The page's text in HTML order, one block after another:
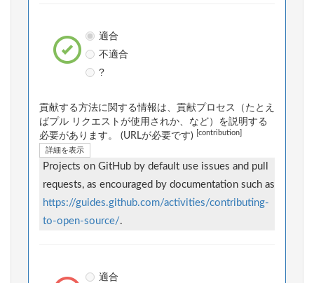
適合
不適合
?
貢献する方法に関する情報は、貢献プロセス（たとえ
ばプル リクエストが使用されか、など）を説明する
必要があります。 (URLが必要です)
[contribution]
詳細を表示
Projects on GitHub by default use issues and pull
requests, as encouraged by documentation such as
https://guides.github.com/activities/contributing-
to-open-source/.
適合